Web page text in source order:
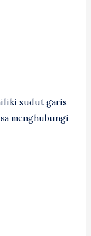
sudut garis
menghubungi